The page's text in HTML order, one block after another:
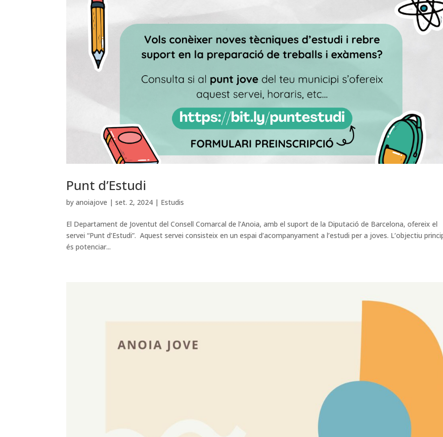
Punt d’Estudi
byanoiajove |set. 2, 2024 | Estudis
El Departament de Joventut del Consell Comarcal de l’Anoia, amb el suport de la Diputació de Barcelona, ofereix el
servei “Punt d’Estudi”. Aquest servei consisteix en un espai d’acompanyament a l’estudi per a joves. L’objectiu
és potenciar...